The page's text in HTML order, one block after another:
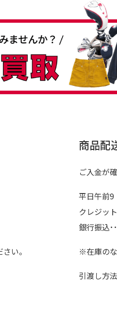
い。
商品配
ご入金が
平日午前9
クレジッ
銀行振込･
※在庫の
引渡し方